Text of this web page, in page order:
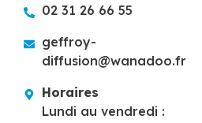
02 31 26 66 55
geffroy-
diffusion@wanadoo.fr
Horaires
Lundi au vendredi :
g